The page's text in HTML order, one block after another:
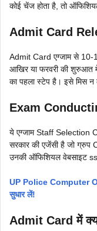
कोई चेंज होता है, तो
Admit Card
Admit Card एग्जाम से 10-
आखिर या फरवरी की
का पहला स्टेप है। इसे मिस न
Exam
ये एग्जाम Staff Selection
सरकार की एजेंसी है जो ग्रुप
उनकी ऑफिशियल वेबसाइट
UP Police Computer
सुधार लें!
Admit Card में